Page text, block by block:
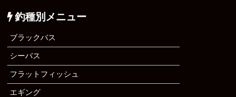
釣種別メニュー
ブラックバス
シーバス
フラットフィッシュ
エギング